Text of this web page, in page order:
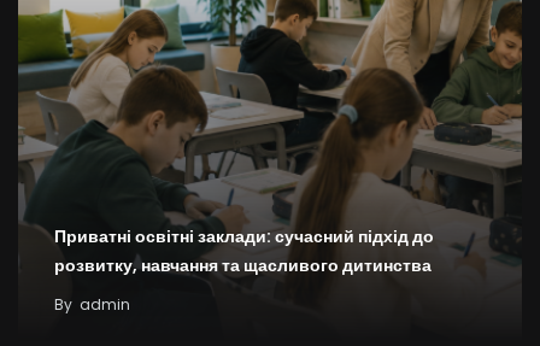
Приватні освітні заклади: сучасний підхід до
розвитку, навчання та щасливого дитинства
By admin